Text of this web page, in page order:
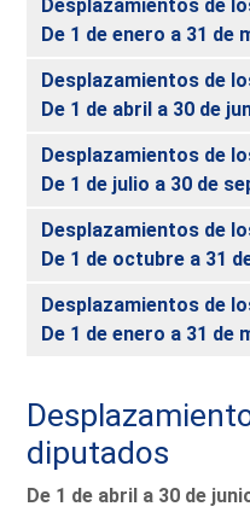
Desplazamientos de
De 1 de enero a 31 de
Desplazamientos de
De 1 de abril a 30 de
Desplazamientos de
De 1 de julio a 30 de
Desplazamientos de
De 1 de octubre a 31
Desplazamientos de
De 1 de enero a 31 de
diputados
De 1 de abril a 30 de